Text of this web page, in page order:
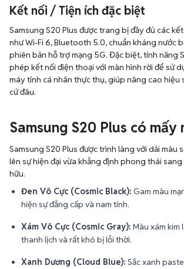
Kết nối / Tiện ích đặc biệt
Samsung S20 Plus được trang bị đầy đủ các
như Wi-Fi 6, Bluetooth 5.0, chuẩn kháng nước
phiên bản hỗ trợ mạng 5G. Đặc biệt, tính năng
phép kết nối điện thoại với màn hình rời để sử
máy tính cá nhân thực thụ, giúp nâng cao hiệu
cứ đâu.
Samsung S20 Plus có mấy
Samsung S20 Plus được trình làng với dải màu
lên sự hiện đại vừa khẳng định phong thái
hữu.
Đen Vô Cực (Cosmic Black): Gam màu
hiện sự đẳng cấp và nam tính.
Xám Vô Cực (Cosmic Gray): Màu xám kim
thanh lịch và rất khó bị lỗi thời.
Xanh Dương (Cloud Blue): Sắc xanh